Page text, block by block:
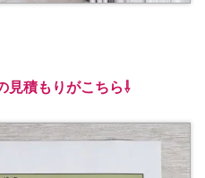
見積もりがこちら⇩